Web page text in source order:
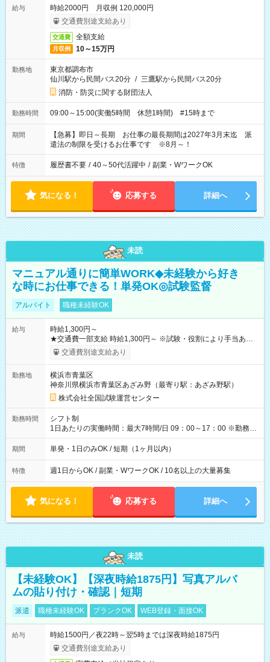
給与
時給2000円 月収例 120,000円
交通費別途支給あり
交通費 全額支給
月収例 10～15万円
勤務地
東京都調布市
仙川駅から民間バス20分 / 三鷹駅から民間バス20分
消防・防災に関する財団法人
勤務時間 09:00～15:00(実働5時間 休憩1時間) #15時まで
期間
【急募】即日～長期 お仕事の最長期間は2027年3月末迄 派
遣法の制限を受けるお仕事です ※8月～！
特徴 履歴書不要 / 40～50代活躍中 / 副業・WワークOK
気になる！ 応募する 詳細へ
未読
マニュアル通りに簡単WORK◆未経験から好き
な時にお仕事できる！単発OK◎試験監督
アルバイト 職種未経験OK
給与
時給1,300円～
★交通費一部支給 時給1,300円～ ※試験・役割により手当あり
※勤務回数により昇給あり 【即給（前払い）オプションあ
り！】 希望される場合、勤務から1週間ほどで給与の一部を受け
例】 ・河合塾模擬試験 8:30～17:30（休憩1時間） 時給1,300円
×8時間＝日収10,400円＋交通費 ※当日の役割により時給＋100
円の場合あり ・国家試験 7:00～13:30（休憩なし） 時給1,300
円（役割手当＋100円）×6時間＝日収8,400円＋交通費 【試用期
間】試用期間なし
交通費別途支給あり
勤務地
横浜市青葉区
神奈川県横浜市青葉区あざみ野（最寄り駅：あざみ野駅）
株式会社全国試験運営センター
勤務時間
シフト制
1日あたりの実働時間：最大7時間/日 09：00～17：00 ※勤務時
間は 試験により異なります。
期間 単発・1日のみOK / 短期（1ヶ月以内）
特徴 週1日からOK / 副業・WワークOK / 10名以上の大量募集
気になる！ 応募する 詳細へ
未読
【未経験OK】【深夜時給1875円】写真アルバ
ムの貼り付け・確認｜短期
派遣 職種未経験OK ブランクOK WEB登録・面接OK
給与
時給1500円／夜22時～翌5時までは深夜時給1875円
交通費別途支給あり